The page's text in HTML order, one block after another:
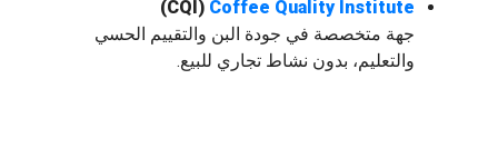
Coffee Quality Institute
(CQI)
جهة متخصصة في جودة البن والتقييم الحسي
والتعليم، بدون نشاط تجاري للبيع.